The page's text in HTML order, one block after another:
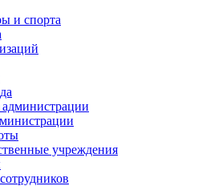
и спорта
учреждения